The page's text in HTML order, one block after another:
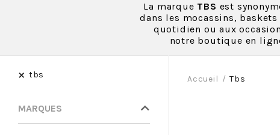
La marque TBS est
dans les mocassins,
quotidien ou aux
notre boutique en
× tbs
MARQUES
Accueil Tbs